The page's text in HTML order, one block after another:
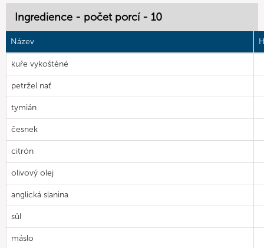
Ingredience - počet porcí - 10
Název
kuře vykoštěné
petržel nať
tymián
česnek
citrón
olivový olej
anglická slanina
sůl
máslo